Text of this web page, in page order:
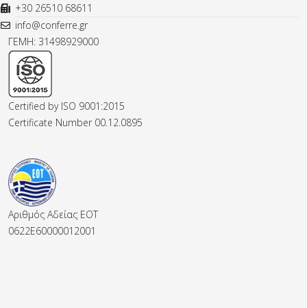
+30 26510 68611
info@conferre.gr
ΓΕΜΗ: 31498929000
Certified by ISO 9001:2015
Certificate Number 00.12.0895
Αριθμός Αδείας ΕΟΤ
0622E60000012001